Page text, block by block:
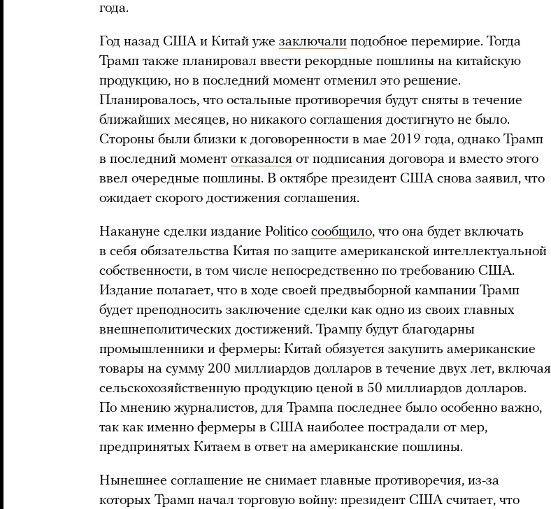
года.
Год назад США и Китай уже заключали подобное перемирие. Тогда
Трамп также планировал ввести рекордные пошлины на китайскую
продукцию, но в последний момент отменил это решение.
Планировалось, что остальные противоречия будут сняты в течение
ближайших месяцев, но никакого соглашения достигнуто не было.
Стороны были близки к договоренности в мае 2019 года, однако Трамп
в последний момент отказался от подписания договора и вместо этого
ввел очередные пошлины. В октябре президент США снова заявил, что
ожидает скорого достижения соглашения.
Накануне сделки издание Politico сообщило, что она будет включать
в себя обязательства Китая по защите американской интеллектуальной
собственности, в том числе непосредственно по требованию США.
Издание полагает, что в ходе своей предвыборной кампании Трамп
будет преподносить заключение сделки как одно из своих главных
внешнеполитических достижений. Трампу будут благодарны
промышленники и фермеры: Китай обязуется закупить американские
товары на сумму 200 миллиардов долларов в течение двух лет, включая
сельскохозяйственную продукцию ценой в 50 миллиардов долларов.
По мнению журналистов, для Трампа последнее было особенно важно,
так как именно фермеры в США наиболее пострадали от мер,
предпринятых Китаем в ответ на американские пошлины.
Нынешнее соглашение не снимает главные противоречия, из-за
которых Трамп начал торговую войну: президент США считает, что